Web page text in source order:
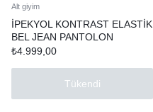
Alt giyim
İPEKYOL KONTRAST ELASTİK
BEL JEAN PANTOLON
₺4.999,00
Tükendi